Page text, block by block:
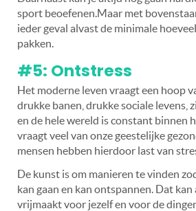
sport beoefenen.Maar met
ieder geval alvast de minimale
pakken.
#5: Ontstress
Het moderne leven vraagt een hoop
drukke banen, drukke sociale levens,
en de hele wereld is constant binnen
vraagt veel van onze geestelijke
mensen hebben hierdoor last van
De kunst is om manieren te vinden
kan gaan en kan ontspannen. Dat
vrijmaakt voor jezelf en voor de